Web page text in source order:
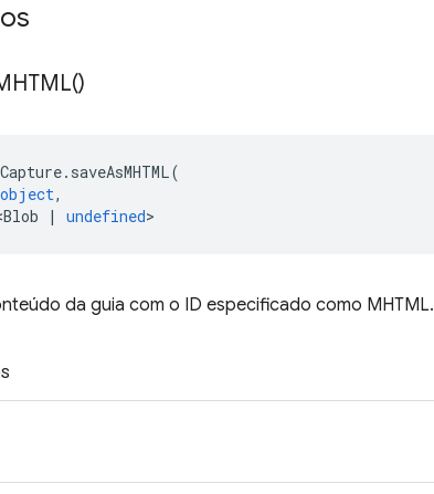
)
. saveAsMHTML(
object,
| undefined>
da guia com o ID especificado como MHTML.